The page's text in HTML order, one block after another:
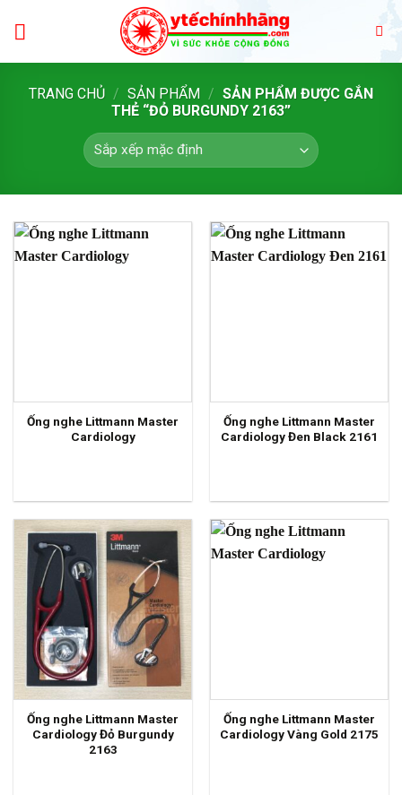
TRANG CHỦ / SẢN PHẨM / SẢN PHẨM ĐƯỢC GẮN
THẺ “ĐỎ BURGUNDY 2163”
Ống nghe Littmann Master
Cardiology
Ống nghe Littmann Master
Cardiology Đen Black 2161
Ống nghe Littmann Master
Cardiology Đỏ Burgundy
2163
Ống nghe Littmann Master
Cardiology Vàng Gold 2175